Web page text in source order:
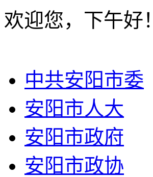
欢迎您，下午好！
中共安阳市委
安阳市人大
安阳市政府
安阳市政协